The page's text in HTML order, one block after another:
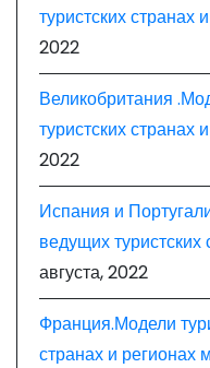
туристских странах
2022
Великобритания
туристских странах
2022
Испания и
ведущих
августа, 2022
Франция.Модели
странах и регионах